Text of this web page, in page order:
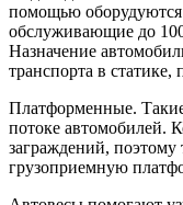
помощью
обслуживающие до
Назначение
транспорта в
Платформенные.
потоке автомобилей.
заграждений, поэтому
грузоприемную